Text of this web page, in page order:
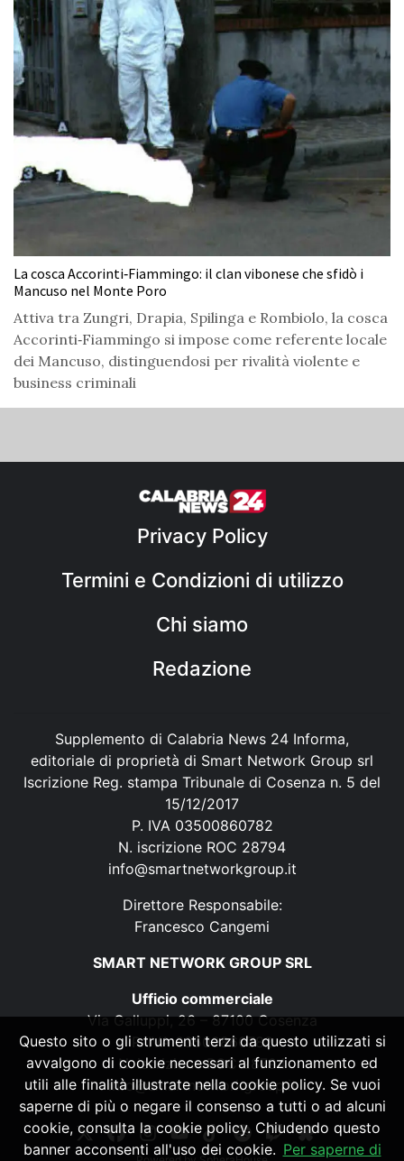
La cosca Accorinti‑Fiammingo: il clan vibonese che sfidò i
Mancuso nel Monte Poro
Attiva tra Zungri, Drapia, Spilinga e Rombiolo, la cosca
Accorinti‑Fiammingo si impose come referente locale
dei Mancuso, distinguendosi per rivalità violente e
business criminali
Privacy Policy
Termini e Condizioni di utilizzo
Chi siamo
Redazione
Supplemento di Calabria News 24 Informa,
editoriale di proprietà di Smart Network Group srl
Iscrizione Reg. stampa Tribunale di Cosenza n. 5 del
15/12/2017
P. IVA 03500860782
N. iscrizione ROC 28794
info@smartnetworkgroup.it
Direttore Responsabile:
Francesco Cangemi
SMART NETWORK GROUP SRL
Ufficio commerciale
Via Galluppi, 26 – 87100 Cosenza
P. IVA 03500860782
N. iscrizione ROC 28794
info@smartnetworkgroup.it
Questo sito o gli strumenti terzi da questo utilizzati si
avvalgono di cookie necessari al funzionamento ed
utili alle finalità illustrate nella cookie policy. Se vuoi
saperne di più o negare il consenso a tutti o ad alcuni
cookie, consulta la cookie policy. Chiudendo questo
banner acconsenti all'uso dei cookie. Per saperne di